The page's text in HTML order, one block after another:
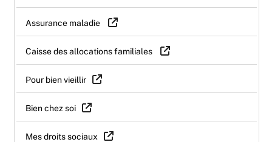
Assurance maladie
Caisse des allocations familiales
Pour bien vieillir
Bien chez soi
Mes droits sociaux